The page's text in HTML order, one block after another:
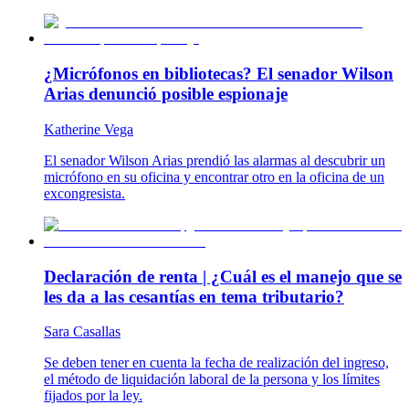
¿Micrófonos en bibliotecas? El senador Wilson
Arias denunció posible espionaje
Katherine Vega
El senador Wilson Arias prendió las alarmas al descubrir un
micrófono en su oficina y encontrar otro en la oficina de un
excongresista.
Declaración de renta | ¿Cuál es el manejo que se
les da a las cesantías en tema tributario?
Sara Casallas
Se deben tener en cuenta la fecha de realización del ingreso,
el método de liquidación laboral de la persona y los límites
fijados por la ley.